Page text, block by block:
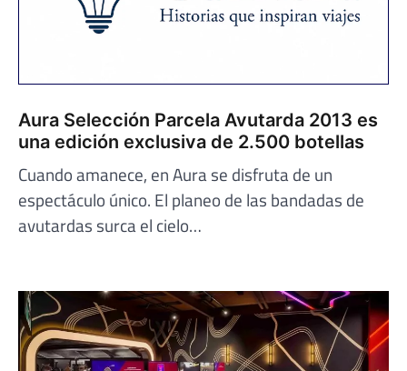
Aura Selección Parcela Avutarda 2013 es
una edición exclusiva de 2.500 botellas
Cuando amanece, en Aura se disfruta de un
espectáculo único. El planeo de las bandadas de
avutardas surca el cielo…